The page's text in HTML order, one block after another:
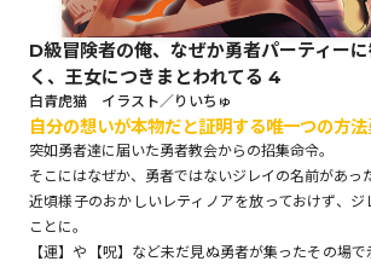
コミッククリエ
リキューレ
D級冒険者の俺、なぜか勇者パーティー
く、王女につきまとわれてる 4
白青虎猫 イラスト／りいちゅ
自分の想いが本物だと証明する唯一つの方法――
突如勇者達に届いた勇者教会からの招集命令。
そこにはなぜか、勇者ではないジレイの名前があっ
近頃様子のおかしいレティノアを放っておけず、ジ
ことに。
【運】や【呪】など未だ見ぬ勇者が集ったその場